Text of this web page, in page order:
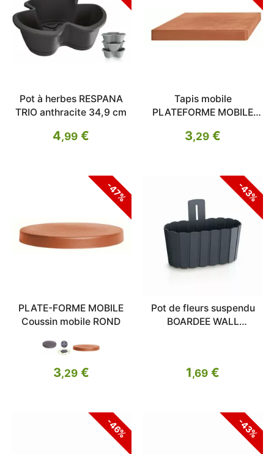
Pot à herbes RESPANA
TRIO anthracite 34,9 cm
4,99 €
Tapis mobile
PLATEFORME MOBILE
3,29 €
-47%
PLATE-FORME MOBILE
Coussin mobile ROND
3,29€
-43%
Pot de fleurs suspendu
BOARDEE WALL
1,69 €
-46% -43%